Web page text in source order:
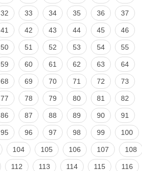
32 33 34 35 36 37
41 42 43 44 45 46
50 51 52 53 54 55
59 60 61 62 63 64
68 69 70 71 72 73
77 78 79 80 81 82
86 87 88 89 90 91
95 96 97 98 99 100
104 105 106 107 108
112 113 114 115 116